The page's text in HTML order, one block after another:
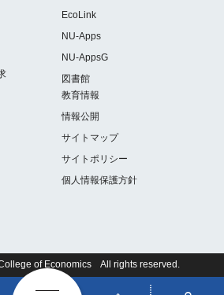
EcoLink
NU-Apps
NU-AppsG
図書館
教育情報
情報公開
サイトマップ
サイトポリシー
個人情報保護方針
of Economics All rights reserved.